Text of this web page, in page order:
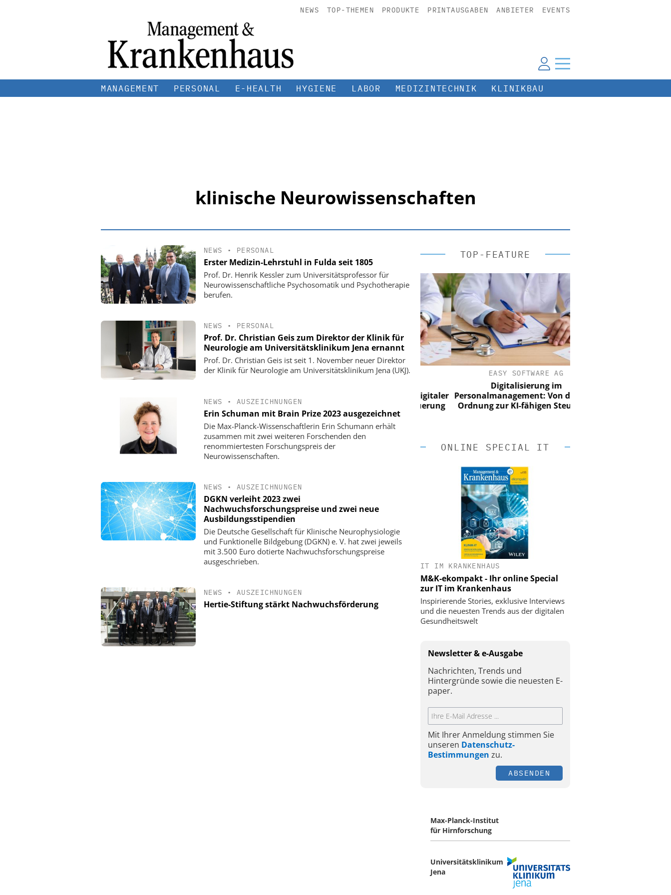
NEWS TOP-THEMEN PRODUKTE PRINTAUSGABEN ANBIETER EVENTS
MANAGEMENT PERSONAL E-HEALTH HYGIENE LABOR MEDIZINTECHNIK KLINIKBAU
klinische Neurowissenschaften
NEWS • PERSONAL
Erster Medizin-Lehrstuhl in Fulda seit 1805
Prof. Dr. Henrik Kessler zum Universitätsprofessor für
Neurowissenschaftliche Psychosomatik und Psychotherapie
berufen.
NEWS • PERSONAL
Prof. Dr. Christian Geis zum Direktor der Klinik für
Neurologie am Universitätsklinikum Jena ernannt
Prof. Dr. Christian Geis ist seit 1. November neuer Direktor
der Klinik für Neurologie am Universitätsklinikum Jena (UKJ).
NEWS • AUSZEICHNUNGEN
Erin Schuman mit Brain Prize 2023 ausgezeichnet
Die Max-Planck-Wissenschaftlerin Erin Schumann erhält
zusammen mit zwei weiteren Forschenden den
renommiertesten Forschungspreis der
Neurowissenschaften.
NEWS • AUSZEICHNUNGEN
DGKN verleiht 2023 zwei
Nachwuchsforschungspreise und zwei neue
Ausbildungsstipendien
Die Deutsche Gesellschaft für Klinische Neurophysiologie
und Funktionelle Bildgebung (DGKN) e. V. hat zwei jeweils
mit 3.500 Euro dotierte Nachwuchsforschungspreise
ausgeschrieben.
NEWS • AUSZEICHNUNGEN
Hertie-Stiftung stärkt Nachwuchsförderung
TOP-FEATURE
EASY SOFTWARE AG
Ordnung zur KI-fähigen Steuerung
EASY SOFTWARE AG
Personalmanagement: Von digitaler
Ordnung zur KI-fähigen Steuerung
EASY SOFTWARE AG
Digitalisierung im
Personalmanagement: Von digitaler
Ordnung zur KI-fähigen Steuerung
ONLINE SPECIAL IT
IT IM KRANKENHAUS
M&K-ekompakt - Ihr online Special
zur IT im Krankenhaus
Inspirierende Stories, exklusive Interviews
und die neuesten Trends aus der digitalen
Gesundheitswelt
Newsletter & e-Ausgabe
Nachrichten, Trends und
Hintergründe sowie die neuesten E-
paper.
Mit Ihrer Anmeldung stimmen Sie
unseren Datenschutz-
Bestimmungen zu.
ABSENDEN
Max-Planck-Institut
für Hirnforschung
Universitätsklinikum
Jena